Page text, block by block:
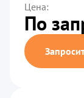
Цена:
По